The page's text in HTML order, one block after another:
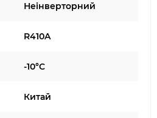
Неінверторний
R410A
-10°C
Китай